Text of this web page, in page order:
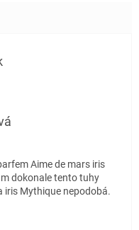
z 5 hviezdičiek.
z 5 hviezdičiek.
Aime de mars iris
dokonale tento tuhy
iris Mythique nepodobá.